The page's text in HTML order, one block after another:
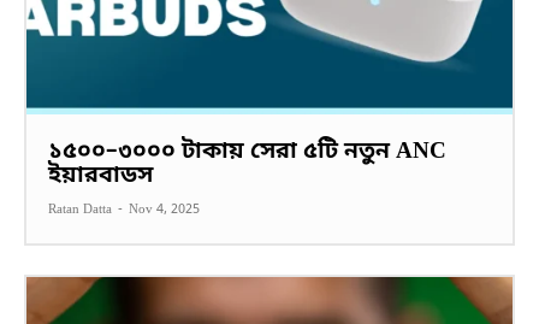
১৫০০–৩০০০ টাকায় সেরা ৫টি নতুন ANC
ইয়ারবাডস
Ratan Datta - Nov 4, 2025